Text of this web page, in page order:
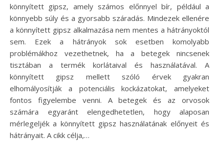
könnyített gipsz, amely számos előnnyel bír, például a
könnyebb súly és a gyorsabb száradás. Mindezek ellenére
a könnyített gipsz alkalmazása nem mentes a hátrányoktól
sem. Ezek a hátrányok sok esetben komolyabb
problémákhoz vezethetnek, ha a betegek nincsenek
tisztában a termék korlátaival és használatával. A
könnyített gipsz mellett szóló érvek gyakran
elhomályosítják a potenciális kockázatokat, amelyeket
fontos figyelembe venni. A betegek és az orvosok
számára egyaránt elengedhetetlen, hogy alaposan
mérlegeljék a könnyített gipsz használatának előnyeit és
hátrányait. A cikk célja,…